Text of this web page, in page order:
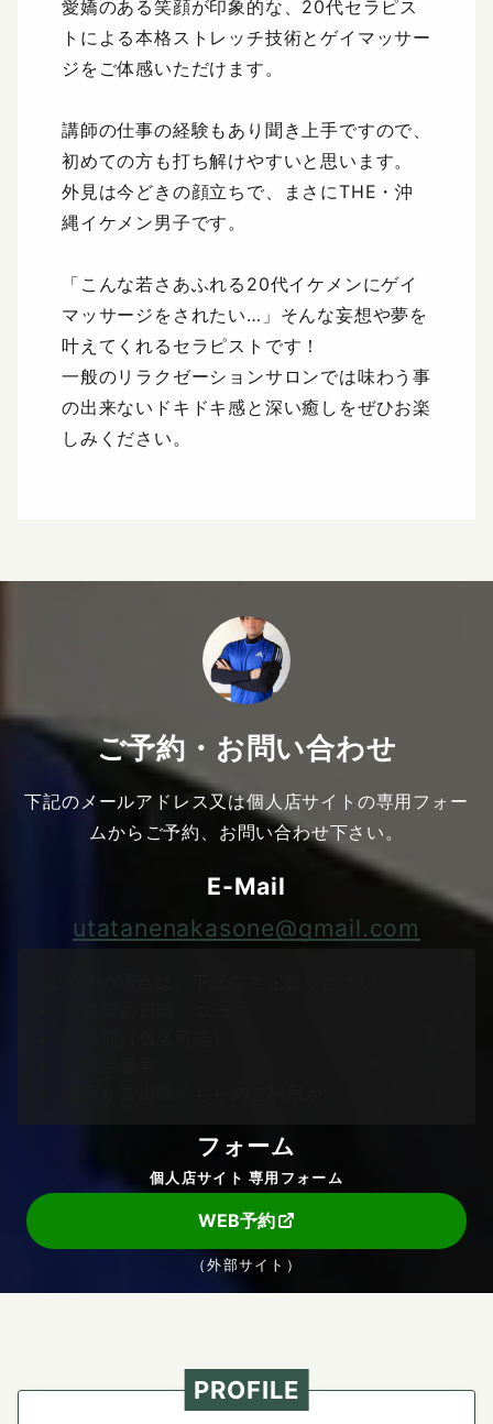
愛嬌のある笑顔が印象的な、20代セラピス
トによる本格ストレッチ技術とゲイマッサー
ジをご体感いただけます。
講師の仕事の経験もあり聞き上手ですので、
初めての方も打ち解けやすいと思います。
外見は今どきの顔立ちで、まさにTHE・沖
縄イケメン男子です。
「こんな若さあふれる20代イケメンにゲイ
マッサージをされたい…」そんな妄想や夢を
叶えてくれるセラピストです！
一般のリラクゼーションサロンでは味わう事
の出来ないドキドキ感と深い癒しをぜひお楽
しみください。
ご予約・お問い合わせ
下記のメールアドレス又は個人店サイトの専用フォー
ムからご予約、お問い合わせ下さい。
E-Mail
utatanenakasone@gmail.com
フォーム
個人店サイト 専用フォーム
WEB予約
（外部サイト）
PROFILE